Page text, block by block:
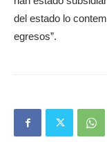
del estado lo
egresos”.